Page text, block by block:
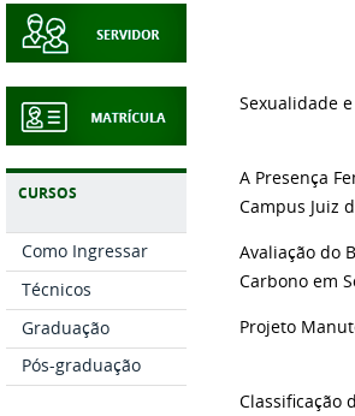
CURSOS
Como Ingressar
Técnicos
Graduação
Pós-graduação
Sexualidade
A Presença
Campus Juiz
Avaliação do
Carbono em
Projeto
Classificação